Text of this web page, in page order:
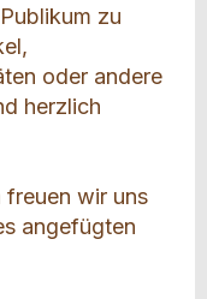
zu
oder andere
herzlich
freuen wir uns
angefügten